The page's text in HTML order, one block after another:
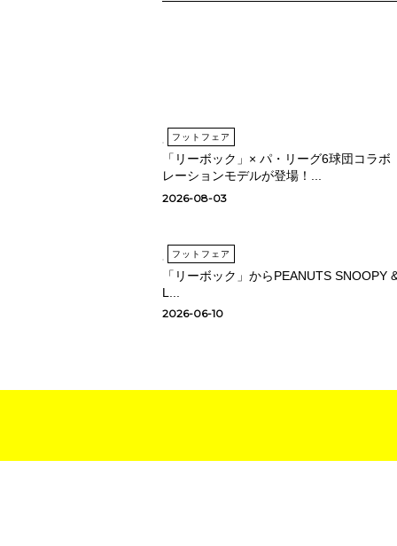
フットフェア
「リーボック」× パ・リーグ6球団コラボ
レーションモデルが登場！...
2026-08-03
フットフェア
「リーボック」からPEANUTS SNOOPY
L...
2026-06-10